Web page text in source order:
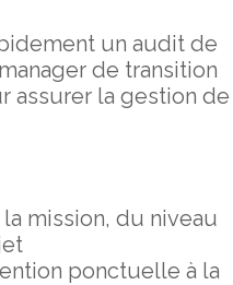
un audit de
de transition
assurer la gestion de
mission, du niveau
ponctuelle à la